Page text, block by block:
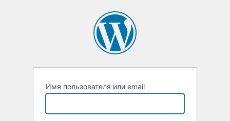
Имя пользователя или email